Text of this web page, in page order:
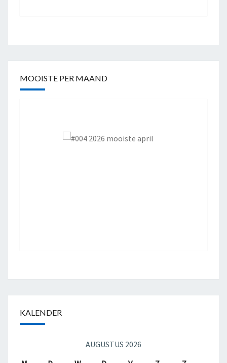
MOOISTE PER MAAND
KALENDER
AUGUSTUS 2026